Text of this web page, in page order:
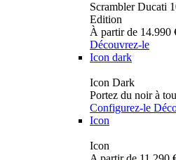
Scrambler Ducati
Edition
À partir de 14.990
Découvrez-le
Icon dark
Icon Dark
Portez du noir à
Configurez-le
Icon
Icon